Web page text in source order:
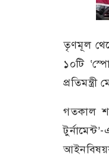
তৃণমূল
১০টি
গতকাল